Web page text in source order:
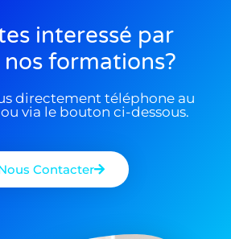
interessé par
nos formations?
directement téléphone au
ou via le bouton ci-dessous.
Contacter